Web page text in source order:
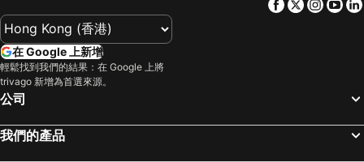
Facebook
Twitter
在 Google 上新增
輕鬆找到我們的結果：在 Google 上將
trivago 新增為首選來源。
公司
我們的產品